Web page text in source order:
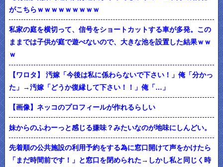
がこちらｗｗｗｗｗｗｗｗｗ
私家の庭を横切って、信号をショートカットする車が多発。この
ままでは子供が庭で遊べないので、大きな池を設置した結果ｗｗ
ｗ
【ワロタ】 汚嫁「今後は私に係わらないで下さい！」俺「分かっ
た」→汚嫁「どうか復縁して下さい！！」俺「…」
【画像】ネッコのプロフィールが作れるらしい
妹からのふわーっと感じる嫌味？みたいなのが地味にしんどい。
先着順の公共施設の利用予約をする為に窓口開けて声をかけたら
「まだ時間前です！」と窓口を閉められた→しかし私と同じく時